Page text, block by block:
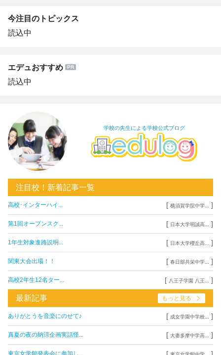
今注目のトピックス
読込中
エデュおすすめ
読込中
学校の先生による学校公式ブログ
注目校！新着記事一覧
高校･インターハイ... [ 横須賀学院中学... ]
第1回オープンスク... [ 日本大学明誠高... ]
1年生対象進路説明... [ 日本大学櫻丘高... ]
関東大会出場！！ [ 春日部共栄中学... ]
高校2年生12名ター... [ 八王子学園 八王... ]
最新記事 もっと見る
ありがとうを音楽にのせて♪ [ 成女学園中学校... ]
真夏の夜の納涼企画実話怪... [ 大妻多摩中学高... ]
東京女学館発表会に参加し... [ ]